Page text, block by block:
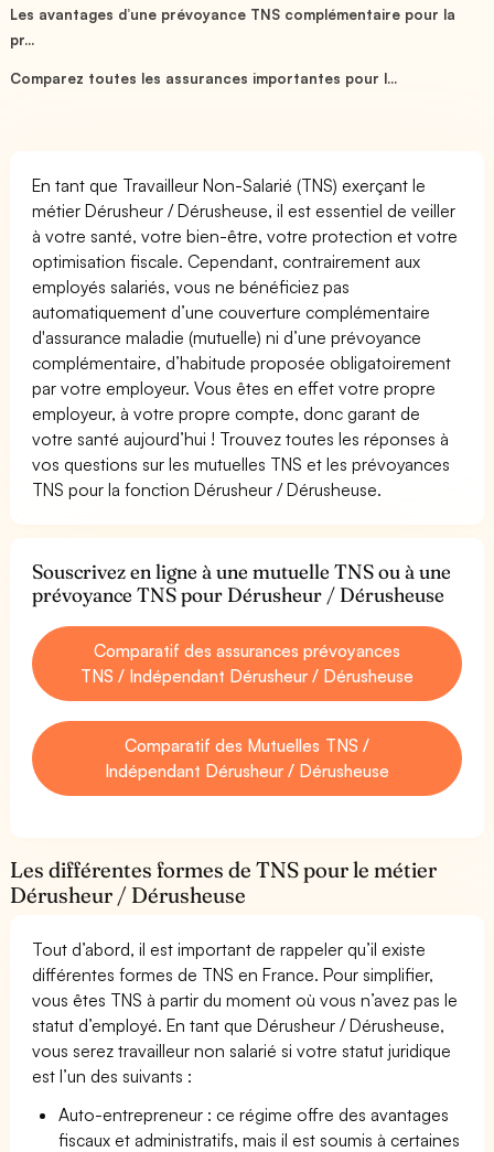
Les avantages d’une prévoyance TNS complémentaire pour la
pr...
Comparez toutes les assurances importantes pour l...
En tant que Travailleur Non-Salarié (TNS) exerçant le
métier Dérusheur / Dérusheuse, il est essentiel de veiller
à votre santé, votre bien-être, votre protection et votre
optimisation fiscale. Cependant, contrairement aux
employés salariés, vous ne bénéficiez pas
automatiquement d’une couverture complémentaire
d'assurance maladie (mutuelle) ni d’une prévoyance
complémentaire, d’habitude proposée obligatoirement
par votre employeur. Vous êtes en effet votre propre
employeur, à votre propre compte, donc garant de
votre santé aujourd’hui ! Trouvez toutes les réponses à
vos questions sur les mutuelles TNS et les prévoyances
TNS pour la fonction Dérusheur / Dérusheuse.
Souscrivez en ligne à une mutuelle TNS ou à une
prévoyance TNS pour Dérusheur / Dérusheuse
Comparatif des assurances prévoyances
TNS / Indépendant Dérusheur / Dérusheuse
Comparatif des Mutuelles TNS /
Indépendant Dérusheur / Dérusheuse
Les différentes formes de TNS pour le métier
Dérusheur / Dérusheuse
Tout d’abord, il est important de rappeler qu’il existe
différentes formes de TNS en France. Pour simplifier,
vous êtes TNS à partir du moment où vous n’avez pas le
statut d’employé. En tant que Dérusheur / Dérusheuse,
vous serez travailleur non salarié si votre statut juridique
est l’un des suivants :
Auto-entrepreneur : ce régime offre des avantages
fiscaux et administratifs, mais il est soumis à certaines